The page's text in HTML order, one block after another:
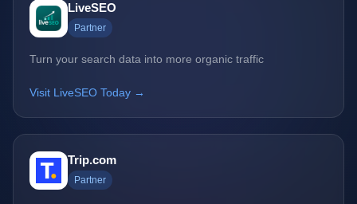
LiveSEO
Partner
Turn your search data into more organic traffic
Visit LiveSEO Today →
Trip.com
Partner